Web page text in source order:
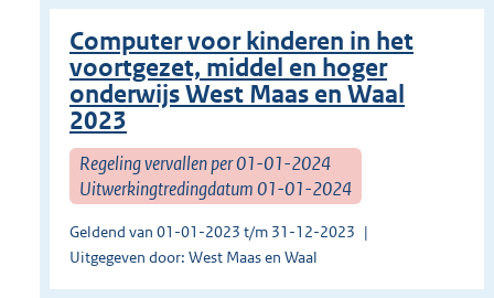
Computer voor kinderen in het
voortgezet, middel en hoger
onderwijs West Maas en Waal
2023
Regeling vervallen per 01-01-2024
Uitwerkingtredingdatum 01-01-2024
Geldend van 01-01-2023 t/m 31-12-2023
Uitgegeven door: West Maas en Waal